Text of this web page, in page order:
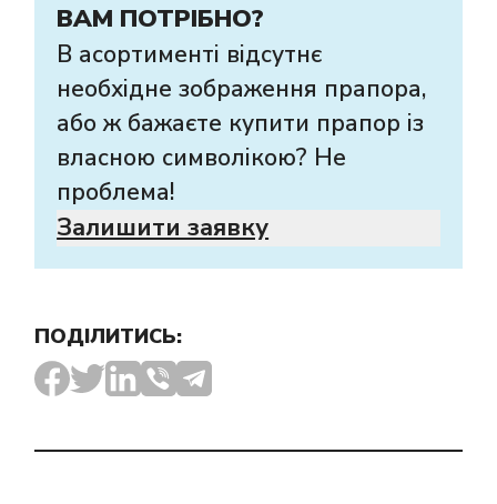
ВАМ ПОТРІБНО?
В асортименті відсутнє
необхідне зображення прапора,
або ж бажаєте купити прапор із
власною символікою? Не
проблема!
Залишити заявку
ПОДІЛИТИСЬ: